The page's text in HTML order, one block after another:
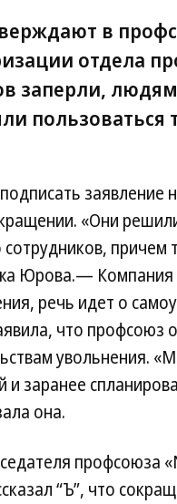
в
отдела
заперли,
заявление
«Они
Юрова.—
речь идет о
что профсоюз
увольнения.
и заранее
она.
профсоюза
“Ъ”, что